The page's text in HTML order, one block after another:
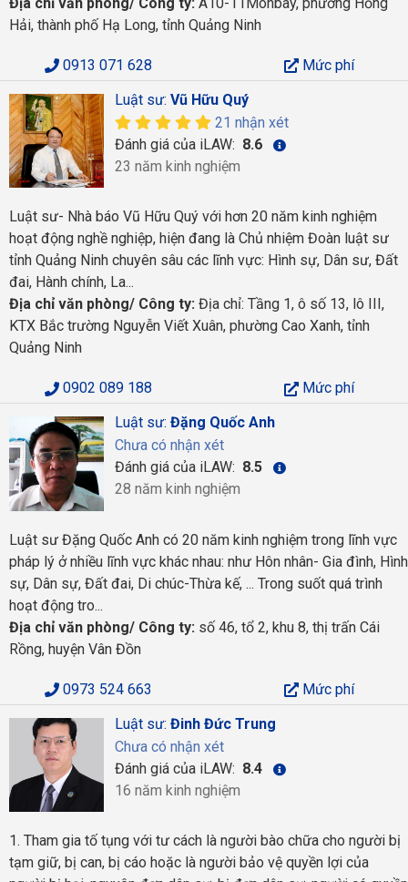
Hải, thành phố Hạ Long, tỉnh Quảng Ninh
0913 071 628
Mức phí
Luật sư: Vũ Hữu Quý
21 nhận xét
Đánh giá của iLAW: 8.6
23 năm kinh nghiệm
Luật sư- Nhà báo Vũ Hữu Quý với hơn 20 năm kinh nghiệm
hoạt động nghề nghiệp, hiện đang là Chủ nhiệm Đoàn luật sư
tỉnh Quảng Ninh chuyên sâu các lĩnh vực: Hình sự, Dân sư, Đất
đai, Hành chính, La...
Địa chỉ văn phòng/ Công ty: Địa chỉ: Tầng 1, ô số 13, lô III,
KTX Bắc trường Nguyễn Viết Xuân, phường Cao Xanh, tỉnh
Quảng Ninh
0902 089 188
Mức phí
Luật sư: Đặng Quốc Anh
Chưa có nhận xét
Đánh giá của iLAW: 8.5
28 năm kinh nghiệm
Luật sư Đặng Quốc Anh có 20 năm kinh nghiệm trong lĩnh vực
pháp lý ở nhiều lĩnh vực khác nhau: như Hôn nhân- Gia đình, Hình
sự, Dân sự, Đất đai, Di chúc-Thừa kế, ... Trong suốt quá trình
hoạt động tro...
Địa chỉ văn phòng/ Công ty: số 46, tổ 2, khu 8, thị trấn Cái
Rồng, huyện Vân Đồn
0973 524 663
Mức phí
Luật sư: Đinh Đức Trung
Chưa có nhận xét
Đánh giá của iLAW: 8.4
16 năm kinh nghiệm
1. Tham gia tố tụng với tư cách là người bào chữa cho người bị
tạm giữ, bị can, bị cáo hoặc là người bảo vệ quyền lợi của